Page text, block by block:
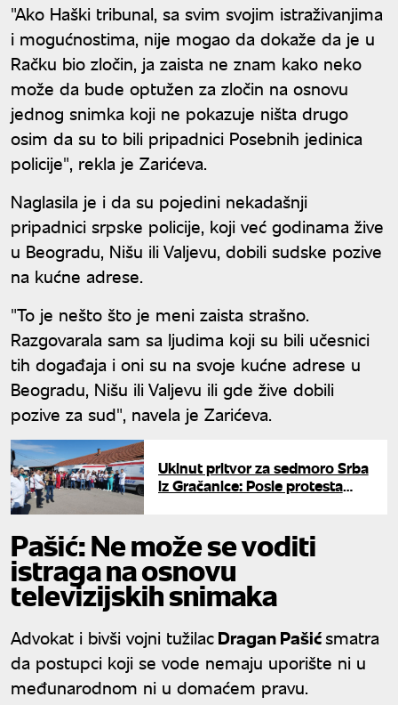
"Ako Haški tribunal, sa svim svojim istraživanjima
i mogućnostima, nije mogao da dokaže da je u
Račku bio zločin, ja zaista ne znam kako neko
može da bude optužen za zločin na osnovu
jednog snimka koji ne pokazuje ništa drugo
osim da su to bili pripadnici Posebnih jedinica
policije", rekla je Zarićeva.
Naglasila je i da su pojedini nekadašnji
pripadnici srpske policije, koji već godinama žive
u Beogradu, Nišu ili Valjevu, dobili sudske pozive
na kućne adrese.
"To je nešto što je meni zaista strašno.
Razgovarala sam sa ljudima koji su bili učesnici
tih događaja i oni su na svoje kućne adrese u
Beogradu, Nišu ili Valjevu ili gde žive dobili
pozive za sud", navela je Zarićeva.
Ukinut pritvor za sedmoro Srba
iz Gračanice: Posle protesta
Pašić: Ne može se voditi
istraga na osnovu
televizijskih snimaka
Advokat i bivši vojni tužilacDragan Pašićsmatra
da postupci koji se vode nemaju uporište ni u
međunarodnom ni u domaćem pravu.